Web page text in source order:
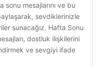
mesajlarını ve bu
sevdiklerinizle
sunacağız. Hafta Sonu
dostluk ilişkilerini
ve sevgiyi ifade